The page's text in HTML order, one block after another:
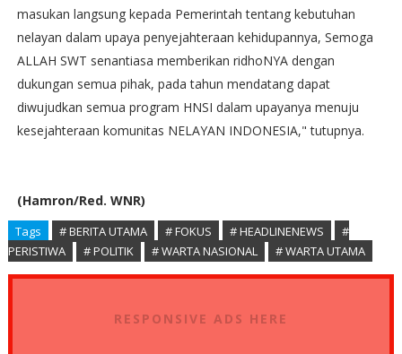
masukan langsung kepada Pemerintah tentang kebutuhan
nelayan dalam upaya penyejahteraan kehidupannya, Semoga
ALLAH SWT senantiasa memberikan ridhoNYA dengan
dukungan semua pihak, pada tahun mendatang dapat
diwujudkan semua program HNSI dalam upayanya menuju
kesejahteraan komunitas NELAYAN INDONESIA," tutupnya.
(Hamron/Red. WNR)
Tags # BERITA UTAMA # FOKUS # HEADLINENEWS
#
PERISTIWA
# POLITIK # WARTA NASIONAL # WARTA UTAMA
RESPONSIVE ADS HERE